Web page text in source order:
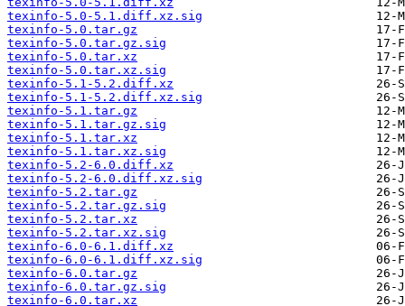
texinfo-5.0-5.1.diff.xz.sig
texinfo-5.0.tar.gz
texinfo-5.0.tar.gz.sig
texinfo-5.0.tar.xz
texinfo-5.0.tar.xz.sig
texinfo-5.1-5.2.diff.xz
texinfo-5.1-5.2.diff.xz.sig
texinfo-5.1.tar.gz
texinfo-5.1.tar.gz.sig
texinfo-5.1.tar.xz
texinfo-5.1.tar.xz.sig
texinfo-5.2-6.0.diff.xz
texinfo-5.2-6.0.diff.xz.sig
texinfo-5.2.tar.gz
texinfo-5.2.tar.gz.sig
texinfo-5.2.tar.xz
texinfo-5.2.tar.xz.sig
texinfo-6.0-6.1.diff.xz
texinfo-6.0-6.1.diff.xz.sig
texinfo-6.0.tar.gz
texinfo-6.0.tar.gz.sig
texinfo-6.0.tar.xz